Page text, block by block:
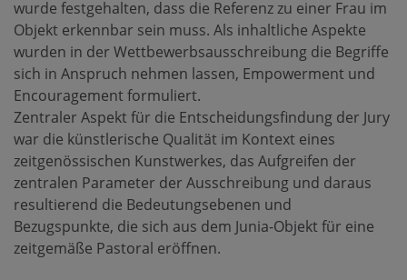
wurde festgehalten, dass die Referenz zu einer Frau im
Objekt erkennbar sein muss. Als inhaltliche Aspekte
wurden in der Wettbewerbsausschreibung die Begriffe
sich in Anspruch nehmen lassen, Empowerment und
Encouragement formuliert.
Zentraler Aspekt für die Entscheidungsfindung der Jury
war die künstlerische Qualität im Kontext eines
zeitgenössischen Kunstwerkes, das Aufgreifen der
zentralen Parameter der Ausschreibung und daraus
resultierend die Bedeutungsebenen und
Bezugspunkte, die sich aus dem Junia-Objekt für eine
zeitgemäße Pastoral eröffnen.